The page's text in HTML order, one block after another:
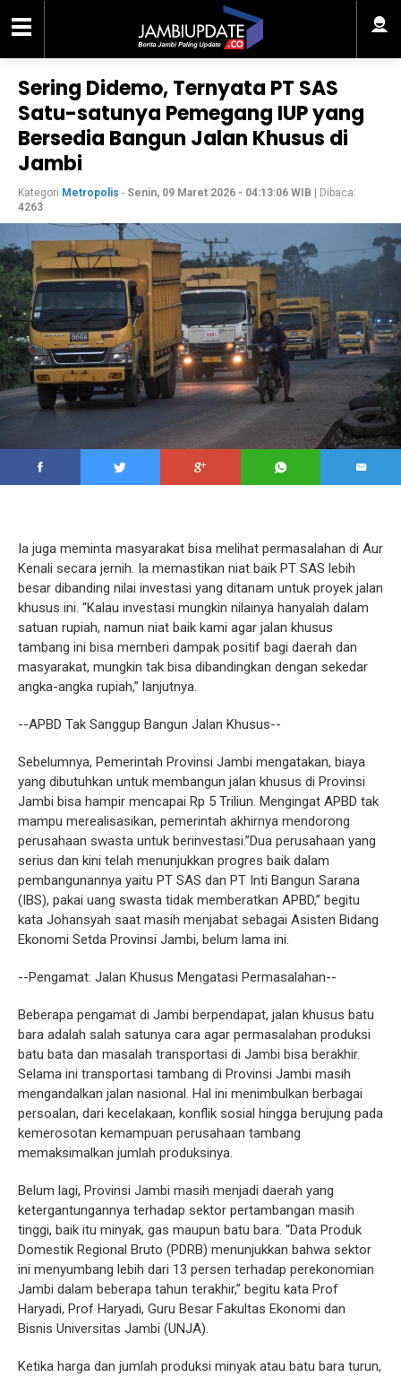
Sering Didemo, Ternyata PT SAS
Satu-satunya Pemegang IUP yang
Bersedia Bangun Jalan Khusus di
Jambi
Kategori Metropolis - Senin, 09 Maret 2026 - 04:13:06 WIB | Dibaca:
4263
Ia juga meminta masyarakat bisa melihat permasalahan di Aur
Kenali secara jernih. Ia memastikan niat baik PT SAS lebih
besar dibanding nilai investasi yang ditanam untuk proyek jalan
khusus ini. “Kalau investasi mungkin nilainya hanyalah dalam
satuan rupiah, namun niat baik kami agar jalan khusus
tambang ini bisa memberi dampak positif bagi daerah dan
masyarakat, mungkin tak bisa dibandingkan dengan sekedar
angka-angka rupiah,” lanjutnya.
--APBD Tak Sanggup Bangun Jalan Khusus--
Sebelumnya, Pemerintah Provinsi Jambi mengatakan, biaya
yang dibutuhkan untuk membangun jalan khusus di Provinsi
Jambi bisa hampir mencapai Rp 5 Triliun. Mengingat APBD tak
mampu merealisasikan, pemerintah akhirnya mendorong
perusahaan swasta untuk berinvestasi.”Dua perusahaan yang
serius dan kini telah menunjukkan progres baik dalam
pembangunannya yaitu PT SAS dan PT Inti Bangun Sarana
(IBS), pakai uang swasta tidak memberatkan APBD,” begitu
kata Johansyah saat masih menjabat sebagai Asisten Bidang
Ekonomi Setda Provinsi Jambi, belum lama ini.
--Pengamat: Jalan Khusus Mengatasi Permasalahan--
Beberapa pengamat di Jambi berpendapat, jalan khusus batu
bara adalah salah satunya cara agar permasalahan produksi
batu bata dan masalah transportasi di Jambi bisa berakhir.
Selama ini transportasi tambang di Provinsi Jambi masih
mengandalkan jalan nasional. Hal ini menimbulkan berbagai
persoalan, dari kecelakaan, konflik sosial hingga berujung pada
kemerosotan kemampuan perusahaan tambang
memaksimalkan jumlah produksinya.
Belum lagi, Provinsi Jambi masih menjadi daerah yang
ketergantungannya terhadap sektor pertambangan masih
tinggi, baik itu minyak, gas maupun batu bara. “Data Produk
Domestik Regional Bruto (PDRB) menunjukkan bahwa sektor
ini menyumbang lebih dari 13 persen terhadap perekonomian
Jambi dalam beberapa tahun terakhir,” begitu kata Prof
Haryadi, Prof Haryadi, Guru Besar Fakultas Ekonomi dan
Bisnis Universitas Jambi (UNJA).
Ketika harga dan jumlah produksi minyak atau batu bara turun,